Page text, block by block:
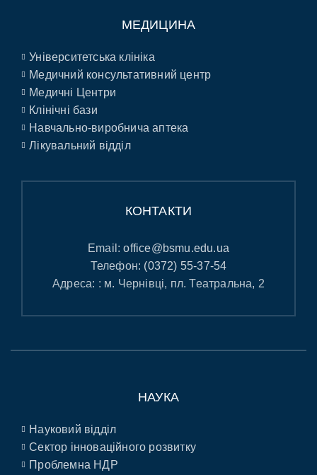
МЕДИЦИНА
Університетська клініка
Медичний консультативний центр
Медичні Центри
Клінічні бази
Навчально-виробнича аптека
Лікувальний відділ
КОНТАКТИ
Email:office@bsmu.edu.ua
Телефон: (0372) 55-37-54
Адреса: : м. Чернівці, пл. Театральна, 2
НАУКА
Науковий відділ
Сектор інноваційного розвитку
Проблемна НДР